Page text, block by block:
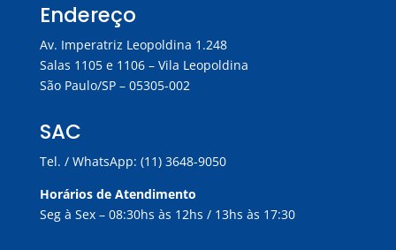
Endereço
Av. Imperatriz Leopoldina 1.248
Salas 1105 e 1106 – Vila Leopoldina
São Paulo/SP – 05305-002
SAC
Tel. / WhatsApp: (11) 3648-9050
Horários de Atendimento
Seg à Sex – 08:30hs às 12hs / 13hs às 17:30